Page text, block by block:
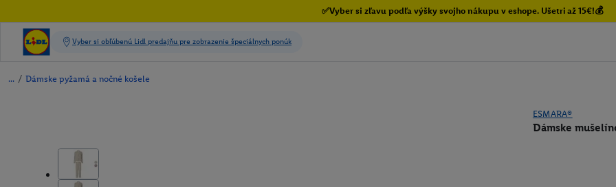
✅Vyber si zľavu podľa výšky svojho nákupu v eshope. Ušetri až 15€!💰
/ Dámske pyžamá a nočné košele
ESMARA®
Dámske